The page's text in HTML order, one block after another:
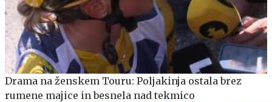
Drama na ženskem Touru: Poljakinja ostala brez
rumene majice in besnela nad tekmico